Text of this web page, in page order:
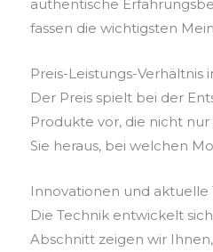
authentische
fassen die wichtigsten
Preis-Leistungs-Verhältnis
Der Preis spielt bei der
Produkte vor, die nicht
Sie heraus, bei welchen
Innovationen und aktuelle
Die Technik entwickelt
Abschnitt zeigen wir